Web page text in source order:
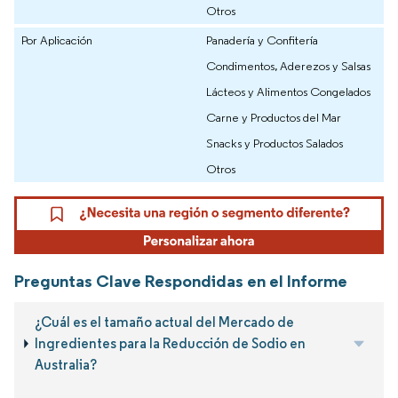
Otros
Por Aplicación
Panadería y Confitería
Condimentos, Aderezos y Salsas
Lácteos y Alimentos Congelados
Carne y Productos del Mar
Snacks y Productos Salados
Otros
Preguntas Clave Respondidas en el Informe
¿Cuál es el tamaño actual del Mercado de
Ingredientes para la Reducción de Sodio en
Australia?